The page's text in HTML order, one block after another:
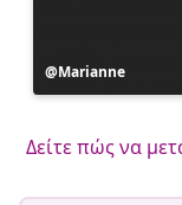
Η
ανάρτηση
Marianne
Δείτε πώς να